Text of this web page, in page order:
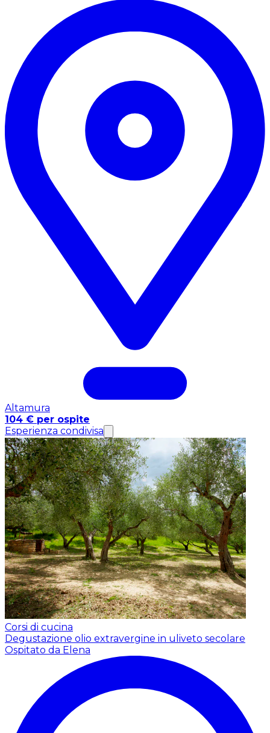
Altamura
104 € per ospite
Esperienza condivisa
Corsi di cucina
Degustazione olio extravergine in uliveto secolare
Ospitato da Elena